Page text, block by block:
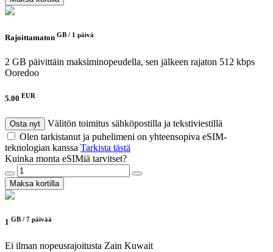
Rajoittamaton GB / 1 päivä
2 GB päivittäin maksiminopeudella, sen jälkeen rajaton 512 kbps
Ooredoo
5.00 EUR
Osta nyt
Välitön toimitus sähköpostilla ja tekstiviestillä
Olen tarkistanut ja puhelimeni on yhteensopiva eSIM-
teknologian kanssa Tarkista tästä
Kuinka monta eSIMiä tarvitset?
Maksa kortilla
1 GB / 7 päivää
Ei ilman nopeusrajoitusta Zain Kuwait